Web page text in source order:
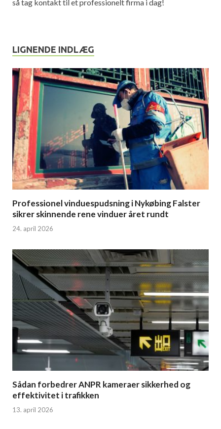
så tag kontakt til et professionelt firma i dag!
LIGNENDE INDLÆG
Professionel vinduespudsning i Nykøbing Falster
sikrer skinnende rene vinduer året rundt
24. april 2026
Sådan forbedrer ANPR kameraer sikkerhed og
effektivitet i trafikken
13. april 2026